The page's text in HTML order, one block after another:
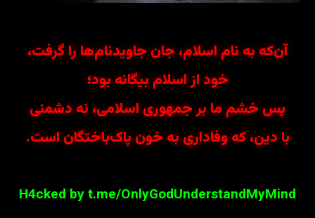
آن‌که به نام اسلام، جان جاویدنام‌ها را گرفت،
خود از اسلام بیگانه بود؛
پس خشم ما بر جمهوری اسلامی، نه دشمنی
با دین، که وفاداری به خون پاک‌باختگان است.
H4cked by t.me/OnlyGodUnderstandMyMind